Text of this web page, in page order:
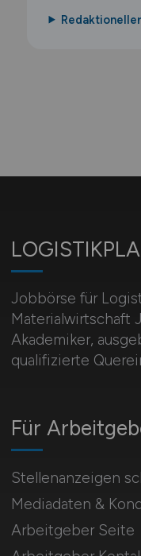
Jobbörse für
Materialwirtschaft
Akademiker,
qualifizierte
Für
Stellenanzeigen
Mediadaten &
Arbeitgeber Seite